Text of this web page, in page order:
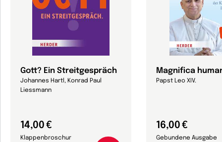
Gott? Ein Streitgespräch
Johannes Hartl, Konrad Paul
Liessmann
14,00 €
Klappenbroschur
Magnifica
Papst Leo XIV.
16,00 €
Gebundene Ausgabe